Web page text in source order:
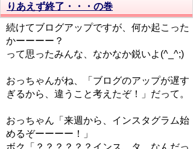
りあえず終了・・・の巻
続けてブログアップですが、何か起こった
かーーーー？
って思ったみんな、なかなか鋭いよ(^_^;)
おっちゃんがね、「ブログのアップが遅す
ぎるから、違うこと考えたぞ！」だって。
おっちゃん「来週から、インスタグラム始
めるぞーーーー！」